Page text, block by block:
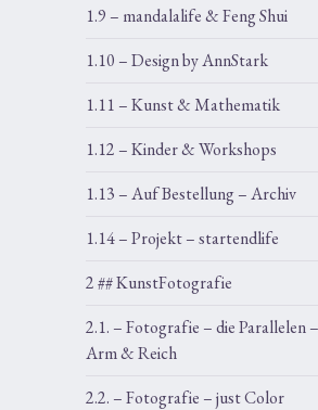
1.9 – mandalalife & Feng Shui
1.10 – Design by AnnStark
1.11 – Kunst & Mathematik
1.12 – Kinder & Workshops
1.13 – Auf Bestellung – Archiv
1.14 – Projekt – startendlife
2 ## KunstFotografie
2.1. – Fotografie – die Parallelen –
Arm & Reich
2.2. – Fotografie – just Color